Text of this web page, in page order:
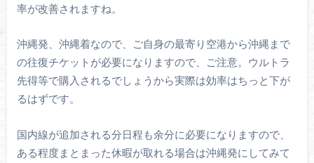
率が改善されますね。
沖縄発、沖縄着なので、ご自身の最寄り空港から沖縄まで
の往復チケットが必要になりますので、ご注意。ウルトラ
先得等で購入されるでしょうから実際は効率はちっと下が
るはずです。
国内線が追加される分日程も余分に必要になりますので、
ある程度まとまった休暇が取れる場合は沖縄発にしてみて